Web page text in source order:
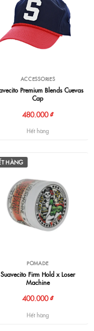
ACCESSORIES
Premium Blends Cuevas
Cap
480.000 ₫
Hết hàng
HÀNG
POMADE
Suavecito Firm Hold x Loser
Machine
400.000 ₫
Hết hàng